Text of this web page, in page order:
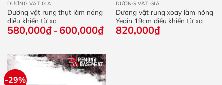
DƯƠNG VẬT GIẢ
Dương vật rung thụt làm nóng
điều khiển từ xa
580,000₫ – 600,000₫Khoảng
giá:
580,000₫
đến
600,000₫
DƯƠNG VẬT GIẢ
Dương vật rung xoay làm nóng
Yeain 19cm điều khiển từ xa
820,000₫
-29%